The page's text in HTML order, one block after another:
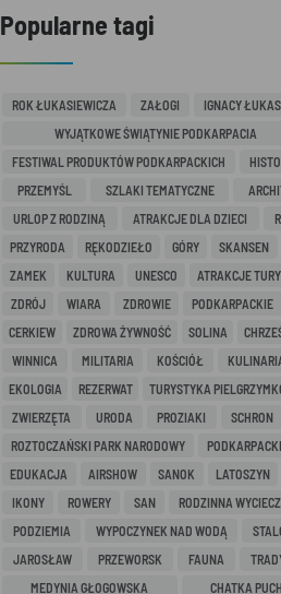
Popularne tagi
ROK ŁUKASIEWICZA ZAŁOGI IGNACY
WYJĄTKOWE ŚWIĄTYNIE PODKARPACIA
FESTIWAL PRODUKTÓW PODKARPACKICH
PRZEMYŚL
SZLAKI TEMATYCZNE
URLOP Z RODZINĄ
ATRAKCJE DLA DZIECI
PRZYRODA
RĘKODZIEŁO GÓRY SKANSEN
ZAMEK
KULTURA UNESCO ATRAKCJE
ZDRÓJ
WIARA ZDROWIE PODKARPACKIE
CERKIEW
ZDROWA ŻYWNOŚĆ SOLINA
WINNICA
MILITARIA KOŚCIÓŁ
EKOLOGIA
REZERWAT TURYSTYKA
ZWIERZĘTA
URODA PROZIAKI SCHRON
ROZTOCZAŃSKI PARK NARODOWY
EDUKACJA
AIRSHOW SANOK LATOSZYN
IKONY
ROWERY SAN RODZINNA
PODZIEMIA
WYPOCZYNEK NAD WODĄ
JAROSŁAW
PRZEWORSK FAUNA
MEDYNIA GŁOGOWSKA
CHATKA